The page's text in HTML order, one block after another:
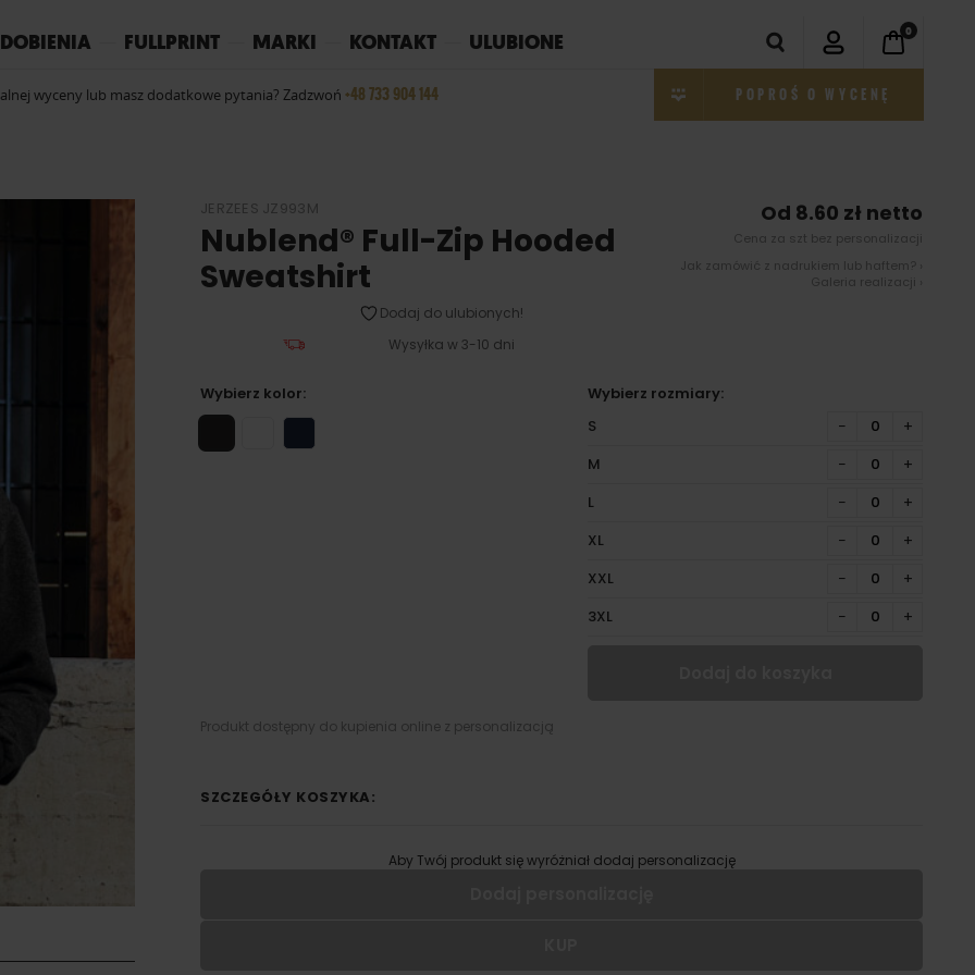
FULLPRINT MARKI KONTAKT ULUBIONE
wyceny lub masz dodatkowe pytania? Zadzwoń +48 733 904 144
0
POPROŚ O WYCENĘ
JERZEES JZ993M
Nublend® Full-Zip Hooded
Sweatshirt
Dodaj do ulubionych!
Wysyłka w 3-10 dni
Od 8.60 zł netto
Cena za szt bez personalizacji
Jak zamówić z nadrukiem lub haftem? ›
Galeria realizacji ›
Wybierz kolor:
Wybierz rozmiary:
S
− +
M − +
L − +
XL − +
XXL − +
3XL − +
Produkt dostępny do kupienia online z personalizacją
SZCZEGÓŁY KOSZYKA:
Aby Twój produkt się wyróżniał dodaj personalizację